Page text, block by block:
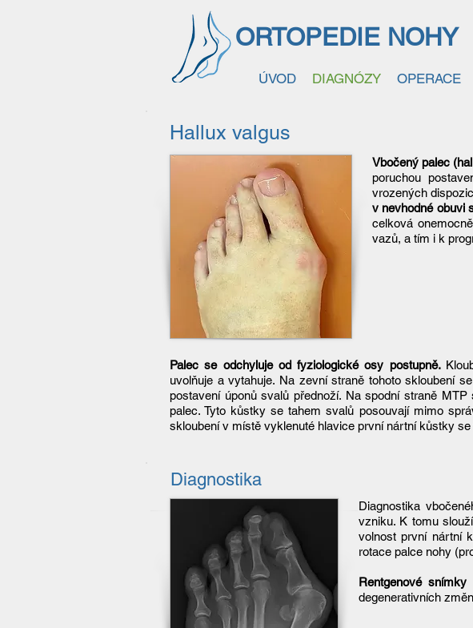
ORTOPEDIE NOHY
ÚVOD DIAGNÓZY OPERACE
Hallux valgus
Vbočený palec
poruchou
vrozených
v nevhodné obuvi
celková
vazů, a tím i k
Palec se odchyluje od fyziologické osy postupně.
uvolňuje a vytahuje. Na zevní straně tohoto skloubení
postavení úponů svalů přednoží. Na spodní straně
palec. Tyto kůstky se tahem svalů posouvají mimo
skloubení v místě vyklenuté hlavice první nártní kůstky
Diagnostika
Diagnostika
vzniku. K tomu
volnost první nártní
rotace palce nohy
Rentgenové
degenerativních